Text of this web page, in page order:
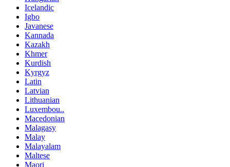
Icelandic
Igbo
Javanese
Kannada
Kazakh
Khmer
Kurdish
Kyrgyz
Latin
Latvian
Lithuanian
Luxembou..
Macedonian
Malagasy
Malay
Malayalam
Maltese
Maori